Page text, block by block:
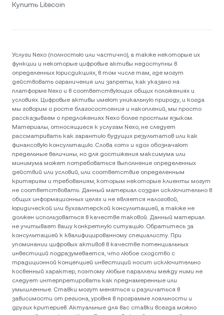
Купить Litecoin
Услуги Nexo (полностью или частично), а также некоторые их
функции и некоторые цифровые активы недоступны в
определенных юрисдикциях, в том числе там, где могут
действовать ограничения или запреты, как указано на
платформе Nexo и в соответствующих общих положениях и
условиях. Цифровые активы имеют уникальную природу, и когда
мы говорим о росте благосостояния и накоплений, мы просто
рассказываем о предложениях Nexo более простым языком.
Материалы, относящиеся к услугам Nexo, не следует
рассматривать как гарантию будущих результатов или как
финансовую консультацию. Слова «от» и «до» обозначают
предельные величины, но для достижения максимума или
минимума может потребоваться выполнение определенных
действий или условий, или соответствие определенным
критериям и требованиям, которым некоторые клиенты могут
не соответствовать. Данный материал создан исключительно в
общих информационных целях и не является налоговой,
юридической или бухгалтерской консультацией, а также не
должен использоваться в качестве таковой. Данный материал
не учитывает вашу конкретную ситуацию. Обратитесь за
консультацией к квалифицированному специалисту. При
упоминании цифровых активов в качестве потенциальных
инвестиций подразумевается, что любое сходство с
традиционной концепцией инвестиций носит исключительно
косвенный характер, поэтому любые параллели между ними не
следует интерпретировать как преднамеренные или
умышленные. Ставки могут меняться и различаться в
зависимости от региона, уровня в программе лояльности и
других критериев. Актуальные для вас ставки всегда можно